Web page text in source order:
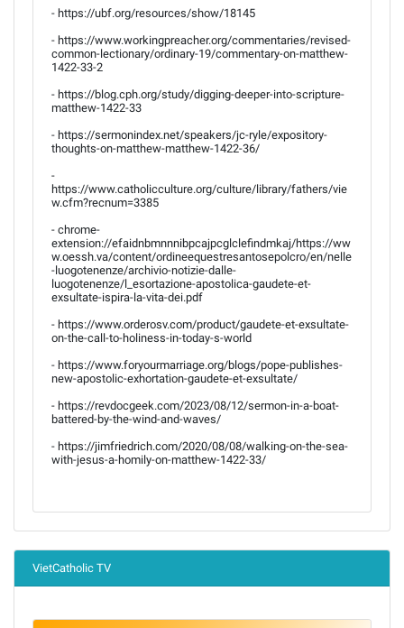
- https://ubf.org/resources/show/18145
- https://www.workingpreacher.org/commentaries/revised-
common-lectionary/ordinary-19/commentary-on-matthew-
1422-33-2
- https://blog.cph.org/study/digging-deeper-into-scripture-
matthew-1422-33
- https://sermonindex.net/speakers/jc-ryle/expository-
thoughts-on-matthew-matthew-1422-36/
-
https://www.catholicculture.org/culture/library/fathers/vie
w.cfm?recnum=3385
- chrome-
extension://efaidnbmnnnibpcajpcglclefindmkaj/https://ww
w.oessh.va/content/ordineequestresantosepolcro/en/nelle
-luogotenenze/archivio-notizie-dalle-
luogotenenze/l_esortazione-apostolica-gaudete-et-
exsultate-ispira-la-vita-dei.pdf
- https://www.orderosv.com/product/gaudete-et-exsultate-
on-the-call-to-holiness-in-today-s-world
- https://www.foryourmarriage.org/blogs/pope-publishes-
new-apostolic-exhortation-gaudete-et-exsultate/
- https://revdocgeek.com/2023/08/12/sermon-in-a-boat-
battered-by-the-wind-and-waves/
- https://jimfriedrich.com/2020/08/08/walking-on-the-sea-
with-jesus-a-homily-on-matthew-1422-33/
VietCatholic TV